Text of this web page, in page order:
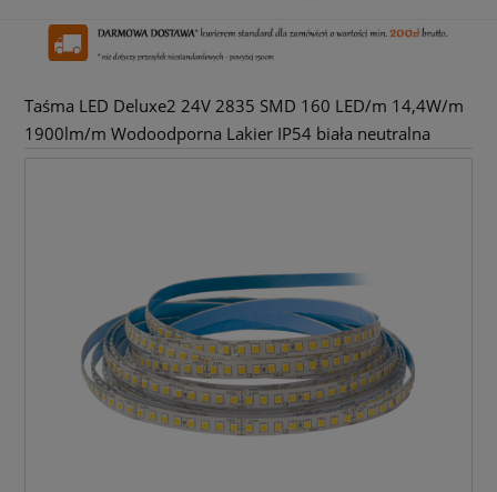
Taśma LED Deluxe2 24V 2835 SMD 160 LED/m 14,4W/m
1900lm/m Wodoodporna Lakier IP54 biała neutralna